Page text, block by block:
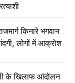
किनारे भगवान
लोगों में आक्रोश
के खिलाफ आंदोलन